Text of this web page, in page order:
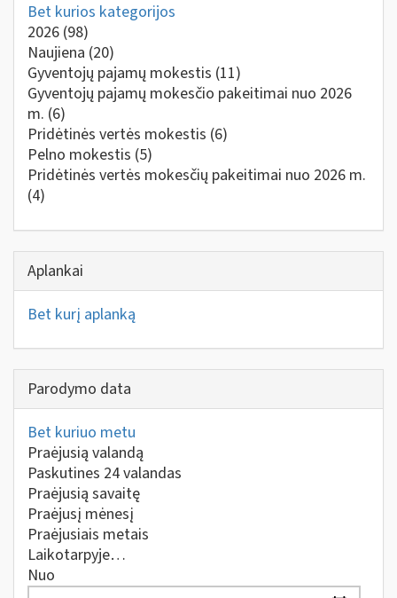
Bet kurios kategorijos
2026 (98)
Naujiena (20)
Gyventojų pajamų mokestis (11)
Gyventojų pajamų mokesčio pakeitimai nuo 2026
m. (6)
Pridėtinės vertės mokestis (6)
Pelno mokestis (5)
Pridėtinės vertės mokesčių pakeitimai nuo 2026 m.
(4)
Aplankai
Bet kurį aplanką
Parodymo data
Bet kuriuo metu
Praėjusią valandą
Paskutines 24 valandas
Praėjusią savaitę
Praėjusį mėnesį
Praėjusiais metais
Laikotarpyje…
Nuo